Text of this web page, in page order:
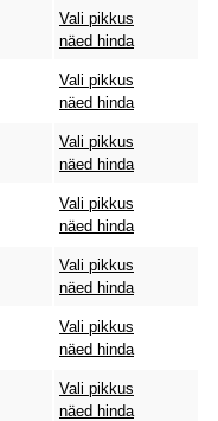
Vali pikkus
näed hinda
Vali pikkus
näed hinda
Vali pikkus
näed hinda
Vali pikkus
näed hinda
Vali pikkus
näed hinda
Vali pikkus
näed hinda
Vali pikkus
näed hinda